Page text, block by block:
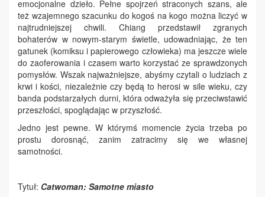
emocjonalne dzieło. Pełne spojrzeń straconych szans, ale
też wzajemnego szacunku do kogoś na kogo można liczyć w
najtrudniejszej chwili. Chiang przedstawił zgranych
bohaterów w nowym-starym świetle, udowadniając, że ten
gatunek (komiksu i papierowego człowieka) ma jeszcze wiele
do zaoferowania i czasem warto korzystać ze sprawdzonych
pomysłów. Wszak najważniejsze, abyśmy czytali o ludziach z
krwi i kości, niezależnie czy będą to herosi w sile wieku, czy
banda podstarzałych durni, która odważyła się przeciwstawić
przeszłości, spoglądając w przyszłość.
Jedno jest pewne. W którymś momencie życia trzeba po
prostu dorosnąć, zanim zatracimy się we własnej
samotności.
Tytuł: Catwoman: Samotne miasto